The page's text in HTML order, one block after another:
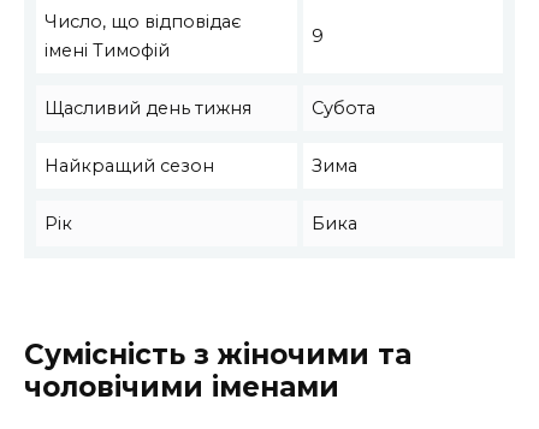
Число, що відповідає
імені Тимофій
9
Щасливий день тижня Субота
Найкращий сезон Зима
Рік Бика
Сумісність з жіночими та
чоловічими іменами